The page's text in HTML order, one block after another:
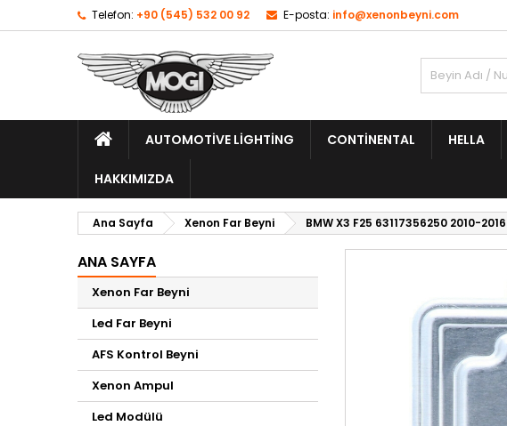
Telefon: +90 (545) 532 00 92 E-posta: info@xenonbeyni.com
AUTOMOTIVE LIGHTING CONTINENTAL HELLA
HAKKIMIZDA
Ana Sayfa Xenon Far Beyni BMW X3 F25 63117356250 2010-
ANA SAYFA
Xenon Far Beyni
Led Far Beyni
AFS Kontrol Beyni
Xenon Ampul
Led Modülü